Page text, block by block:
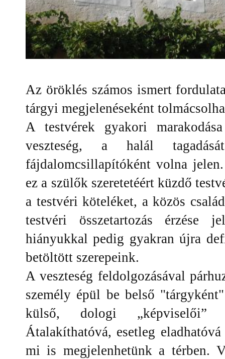
Az öröklés számos ismert
tárgyi megjelenéseként
A testvérek gyakori
veszteség, a halál
fájdalomcsillapítóként volna
ez a szülők szeretetéért küzdő
a testvéri köteléket, a közös
testvéri összetartozás érzése
hiányukkal pedig gyakran újra
betöltött szerepeink.
A veszteség feldolgozásával
személy épül be belső
külső, dologi „képviselői”
Átalakíthatóvá, esetleg
mi is megjelenhetünk a térben.